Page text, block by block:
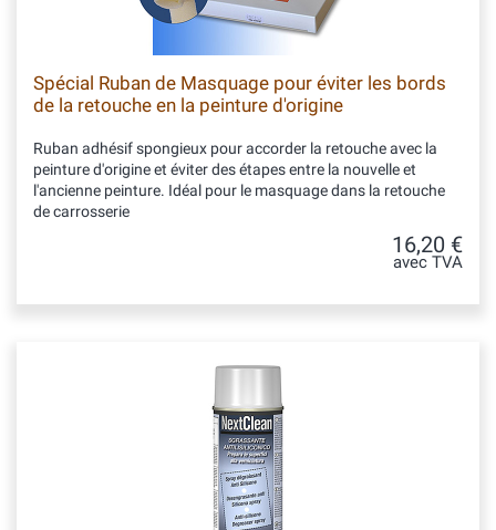
Spécial Ruban de Masquage pour éviter les bords
de la retouche en la peinture d'origine
Ruban adhésif spongieux pour accorder la retouche avec la
peinture d'origine et éviter des étapes entre la nouvelle et
l'ancienne peinture. Idéal pour le masquage dans la retouche
de carrosserie
16,20 €
avec TVA